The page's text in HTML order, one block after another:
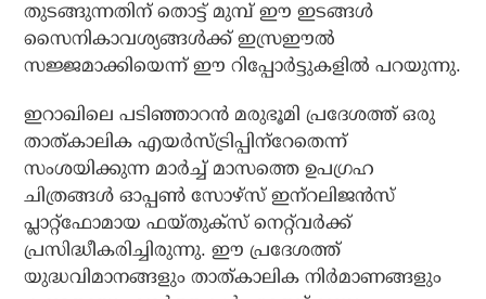
തുടങ്ങുന്നതിന് തൊട്ട് മുമ്പ് ഈ ഇടങ്ങള്‍
സൈനികാവശ്യങ്ങള്‍ക്ക് ഇസ്രഈല്‍
സജ്ജമാക്കിയെന്ന് ഈ റിപ്പോര്‍ട്ടുകളില്‍ പറയുന്നു.
ഇറാഖിലെ പടിഞ്ഞാറന്‍ മരുഭൂമി പ്രദേശത്ത് ഒരു
താത്കാലിക എയര്‍സ്ട്രിപ്പിന്‌റേതെന്ന്
സംശയിക്കുന്ന മാര്‍ച്ച് മാസത്തെ ഉപഗ്രഹ
ചിത്രങ്ങള്‍ ഓപ്പണ്‍ സോഴ്‌സ് ഇന്‌റലിജന്‍സ്
പ്ലാറ്റ്‌ഫോമായ ഫയ്തുക്‌സ് നെറ്റ്‌വര്‍ക്ക്
പ്രസിദ്ധീകരിച്ചിരുന്നു. ഈ പ്രദേശത്ത്
യുദ്ധവിമാനങ്ങളും താത്കാലിക നിര്‍മാണങ്ങളും